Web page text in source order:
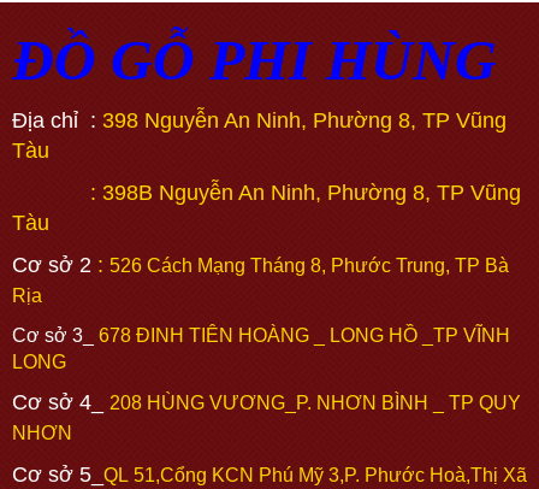
ĐỒ GỖ PHI HÙNG
Địa chỉ : 398 Nguyễn An Ninh, Phường 8, TP Vũng
Tàu
: 398B Nguyễn An Ninh, Phường 8, TP Vũng
Tàu
Cơ sở 2 : 526 Cách Mạng Tháng 8, Phước Trung, TP Bà
Rịa
Cơ sở 3_ 678 ĐINH TIÊN HOÀNG _ LONG HỒ _TP VĨNH
LONG
Cơ sở 4_
208 HÙNG VƯƠNG_P. NHƠN BÌNH _ TP QUY
NHƠN
Cơ sở 5_ QL 51,Cổng KCN Phú Mỹ 3,P. Phước Hoà,Thị Xã